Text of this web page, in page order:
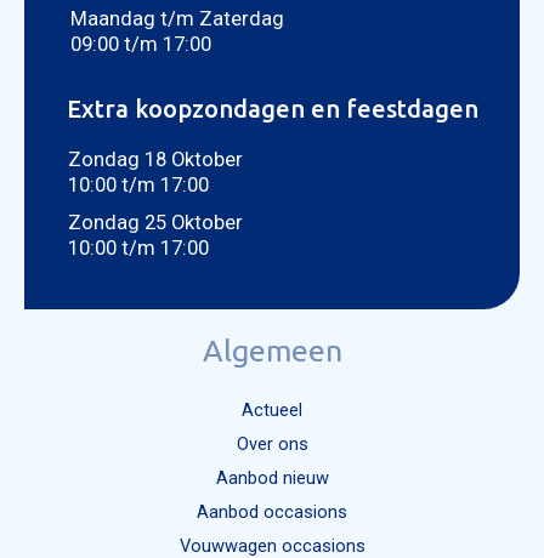
Maandag t/m Zaterdag
09:00 t/m 17:00
Extra koopzondagen en feestdagen
Zondag 18 Oktober
10:00 t/m 17:00
Zondag 25 Oktober
10:00 t/m 17:00
Algemeen
Actueel
Over ons
Aanbod nieuw
Aanbod occasions
Vouwwagen occasions